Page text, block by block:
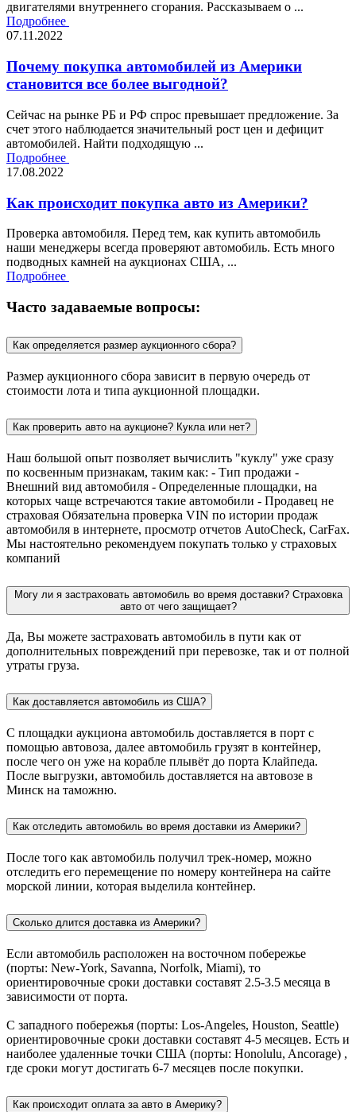
двигателями внутреннего сгорания. Рассказываем о ...
Подробнее
07.11.2022
Почему покупка автомобилей из Америки
становится все более выгодной?
Сейчас на рынке РБ и РФ спрос превышает предложение. За
счет этого наблюдается значительный рост цен и дефицит
автомобилей. Найти подходящую ...
Подробнее
17.08.2022
Как происходит покупка авто из Америки?
Проверка автомобиля. Перед тем, как купить автомобиль
наши менеджеры всегда проверяют автомобиль. Есть много
подводных камней на аукционах США, ...
Подробнее
Часто задаваемые вопросы:
Как определяется размер аукционного сбора?
Размер аукционного сбора зависит в первую очередь от
стоимости лота и типа аукционной площадки.
Как проверить авто на аукционе? Кукла или нет?
Наш большой опыт позволяет вычислить "куклу" уже сразу
по косвенным признакам, таким как: - Тип продажи -
Внешний вид автомобиля - Определенные площадки, на
которых чаще встречаются такие автомобили - Продавец не
страховая Обязательна проверка VIN по истории продаж
автомобиля в интернете, просмотр отчетов AutoCheck, CarFax.
Мы настоятельно рекомендуем покупать только у страховых
компаний
Могу ли я застраховать автомобиль во время доставки? Страховка
авто от чего защищает?
Да, Вы можете застраховать автомобиль в пути как от
дополнительных повреждений при перевозке, так и от полной
утраты груза.
Как доставляется автомобиль из США?
С площадки аукциона автомобиль доставляется в порт с
помощью автовоза, далее автомобиль грузят в контейнер,
после чего он уже на корабле плывёт до порта Клайпеда.
После выгрузки, автомобиль доставляется на автовозе в
Минск на таможню.
Как отследить автомобиль во время доставки из Америки?
После того как автомобиль получил трек-номер, можно
отследить его перемещение по номеру контейнера на сайте
морской линии, которая выделила контейнер.
Сколько длится доставка из Америки?
Если автомобиль расположен на восточном побережье
(порты: New-York, Savanna, Norfolk, Miami), то
ориентировочные сроки доставки составят 2.5-3.5 месяца в
зависимости от порта.
С западного побережья (порты: Los-Angeles, Houston, Seattle)
ориентировочные сроки доставки составят 4-5 месяцев. Есть и
наиболее удаленные точки США (порты: Honolulu, Ancorage) ,
где сроки могут достигать 6-7 месяцев после покупки.
Как происходит оплата за авто в Америку?